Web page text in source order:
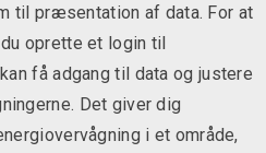
til præsentation af data. For at
oprette et login til
få adgang til data og justere
Det giver dig
i et område,